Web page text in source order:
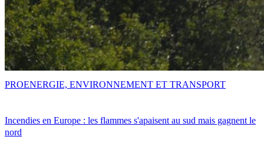
Incendies en Europe : les flammes s'apaisent au sud mais gagnent le
nord
PROENERGIE, ENVIRONNEMENT ET TRANSPORT